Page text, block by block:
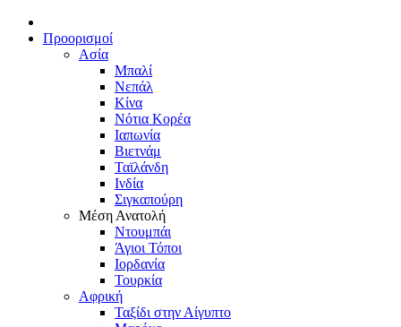
Προορισμοί
Ασία
Μπαλί
Νεπάλ
Κίνα
Νότια Κορέα
Ιαπωνία
Βιετνάμ
Ταϊλάνδη
Ινδία
Σιγκαπούρη
Μέση Ανατολή
Ντουμπάι
Άγιοι Τόποι
Ιορδανία
Τουρκία
Αφρική
Ταξίδι στην Αίγυπτο